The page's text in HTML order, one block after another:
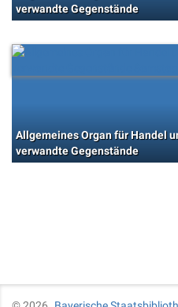
verwandte Gegenstände
Allgemeines Organ für Handel
verwandte Gegenstände